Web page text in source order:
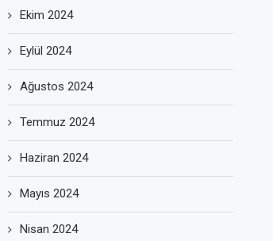
Ekim 2024
Eylül 2024
Ağustos 2024
Temmuz 2024
Haziran 2024
Mayıs 2024
Nisan 2024